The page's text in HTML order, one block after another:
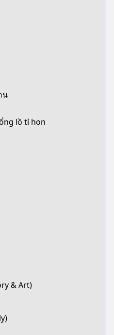
12619
manga/https://
series/12997
shonenjump/chapters/
lire/haikyuu
shonenjump/chapters/
j/rensai/
series/JT00027
น
lồ tí hon
& Art)